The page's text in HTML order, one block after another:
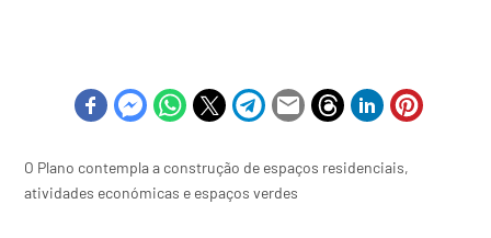
O Plano contempla a construção de espaços residenciais,
atividades económicas e espaços verdes